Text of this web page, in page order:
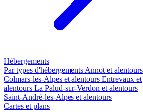
Hébergements
Par types d'hébergements Annot et alentours
Colmars-les-Alpes et alentours Entrevaux et
alentours La Palud-sur-Verdon et alentours
Saint-André-les-Alpes et alentours
Cartes et plans